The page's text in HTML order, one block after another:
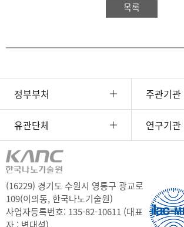
목록
정부부처 주관기관
유관단체 연구기관
(16229) 경기도 수원시 영통구 광교로
109(이의동, 한국나노기술원)
사업자등록번호: 135-82-10611 (대표